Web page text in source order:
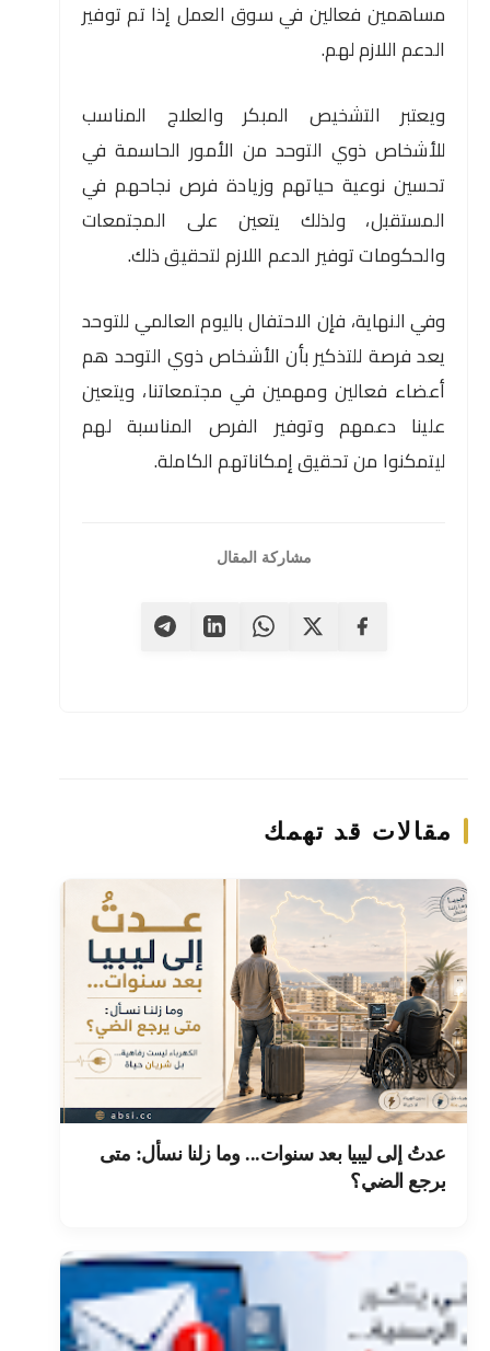
مساهمين فعالين في سوق العمل إذا تم توفير
الدعم اللازم لهم.
ويعتبر التشخيص المبكر والعلاج المناسب
للأشخاص ذوي التوحد من الأمور الحاسمة في
تحسين نوعية حياتهم وزيادة فرص نجاحهم في
المستقبل، ولذلك يتعين على المجتمعات
والحكومات توفير الدعم اللازم لتحقيق ذلك.
وفي النهاية، فإن الاحتفال باليوم العالمي للتوحد
يعد فرصة للتذكير بأن الأشخاص ذوي التوحد هم
أعضاء فعالين ومهمين في مجتمعاتنا، ويتعين
علينا دعمهم وتوفير الفرص المناسبة لهم
ليتمكنوا من تحقيق إمكاناتهم الكاملة.
مشاركة المقال
مقالات قد تهمك
عدتُ إلى ليبيا بعد سنوات... وما زلنا نسأل: متى
يرجع الضي؟